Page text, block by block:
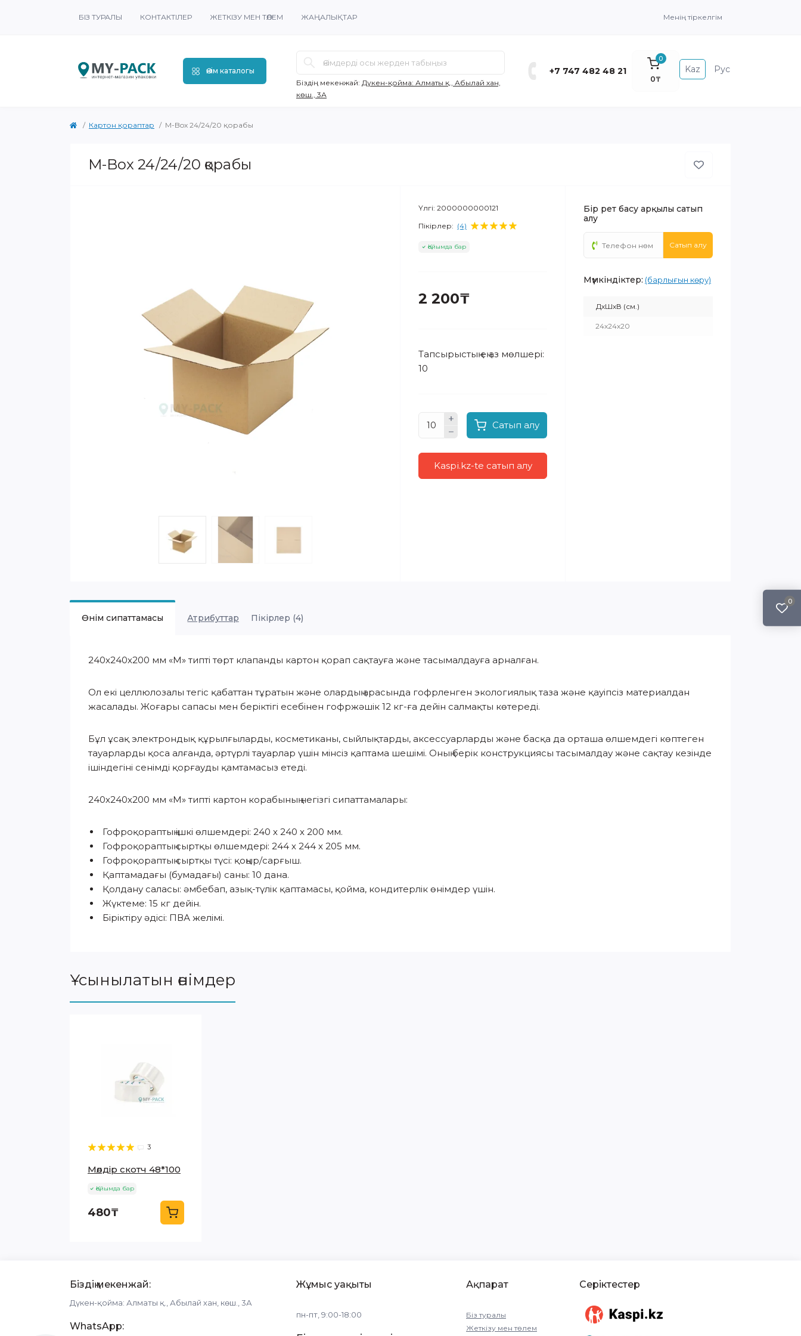
0
БІЗ ТУРАЛЫ КОНТАКТІЛЕР ЖЕТКІЗУ МЕН ТӨЛЕМ ЖАҢАЛЫҚТАР Менің тіркелгім
Өнім каталогы
Біздің мекенжай: Дүкен-қойма: Алматы қ., Абылай хан,
көш., 3А
+7 747 482 48 21
0
0₸
Kaz Рус
Картон қораптар M-Box 24/24/20 қорабы
M-Box 24/24/20 қорабы
Үлгі: 2000000000121
Пікірлер: (4)
Қойымда бар
2 200₸
Тапсырыстың ең аз мөлшері:
10
Сатып алу
Kaspi.kz-te сатып алу
Бір рет басу арқылы сатып
алу
Сатып алу
Мүмкіндіктер: (барлығын көру)
ДхШхВ (см.)
24х24х20
Өнім сипаттамасы Атрибуттар Пікірлер (4)
240х240х200 мм «M» типті төрт клапанды картон қорап сақтауға және тасымалдауға арналған.
Ол екі целлюлозалы тегіс қабаттан тұратын және олардың арасында гофрленген экологиялық таза және қауіпсіз материалдан
жасалады. Жоғары сапасы мен беріктігі есебінен гофржәшік 12 кг-ға дейін салмақты көтереді.
Бұл ұсақ электрондық құрылғыларды, косметиканы, сыйлықтарды, аксессуарларды және басқа да орташа өлшемдегі көптеген
тауарларды қоса алғанда, әртүрлі тауарлар үшін мінсіз қаптама шешімі. Оның берік конструкциясы тасымалдау және сақтау кезінде
ішіндегіні сенімді қорғауды қамтамасыз етеді.
240х240х200 мм «M» типті картон корабының негізгі сипаттамалары:
Гофроқораптың ішкі өлшемдері: 240 х 240 х 200 мм.
Гофроқораптың сыртқы өлшемдері: 244 х 244 х 205 мм.
Гофроқораптың сыртқы түсі: қоңыр/сарғыш.
Қаптамадағы (бумадағы) саны: 10 дана.
Қолдану саласы: әмбебап, азық-түлік қаптамасы, қойма, кондитерлік өнімдер үшін.
Жүктеме: 15 кг дейін.
Біріктіру әдісі: ПВА желімі.
Ұсынылатын өнімдер
3
Мөлдір скотч 48*100
Қойымда бар
480₸
Біздің мекенжай:
Дүкен-қойма: Алматы қ., Абылай хан, көш., 3А
WhatsApp:
Жұмыс уақыты
пн-пт, 9:00-18:00
Ақпарат
Біз туралы
Жеткізу мен төлем
Серіктестер